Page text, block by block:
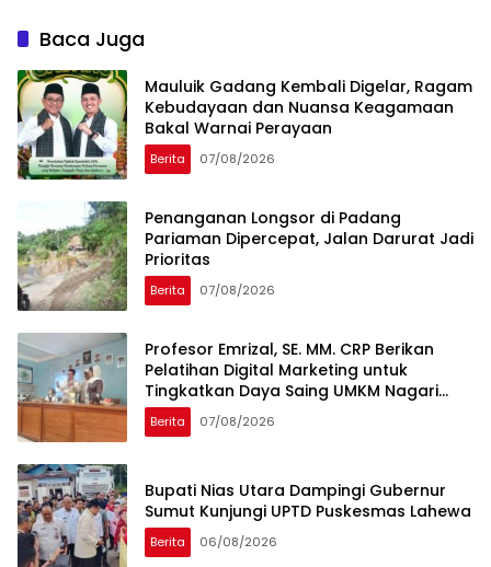
Baca Juga
Mauluik Gadang Kembali Digelar, Ragam
Kebudayaan dan Nuansa Keagamaan
Bakal Warnai Perayaan
Berita 07/08/2026
Penanganan Longsor di Padang
Pariaman Dipercepat, Jalan Darurat Jadi
Prioritas
Berita 07/08/2026
Profesor Emrizal, SE. MM. CRP Berikan
Pelatihan Digital Marketing untuk
Tingkatkan Daya Saing UMKM Nagari
Toboh Gadang
Berita 07/08/2026
Bupati Nias Utara Dampingi Gubernur
Sumut Kunjungi UPTD Puskesmas Lahewa
Berita 06/08/2026